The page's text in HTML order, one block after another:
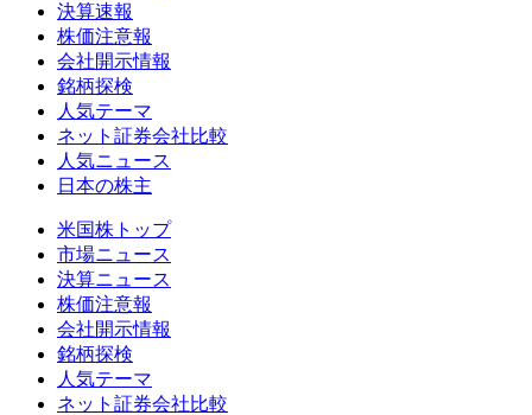
決算速報
株価注意報
会社開示情報
銘柄探検
人気テーマ
ネット証券会社比較
人気ニュース
日本の株主
米国株トップ
市場ニュース
決算ニュース
株価注意報
会社開示情報
銘柄探検
人気テーマ
ネット証券会社比較